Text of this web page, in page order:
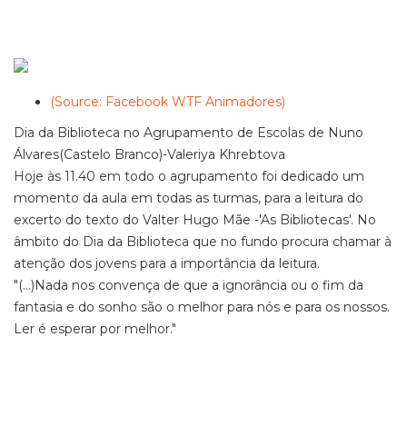
(Source: Facebook WTF Animadores)
Dia da Biblioteca no Agrupamento de Escolas de Nuno
Álvares(Castelo Branco)-Valeriya Khrebtova
Hoje às 11.40 em todo o agrupamento foi dedicado um
momento da aula em todas as turmas, para a leitura do
excerto do texto do Valter Hugo Mãe -'As Bibliotecas'. No
âmbito do Dia da Biblioteca que no fundo procura chamar à
atenção dos jovens para a importância da leitura.
"(...)Nada nos convença de que a ignorância ou o fim da
fantasia e do sonho são o melhor para nós e para os nossos.
Ler é esperar por melhor."